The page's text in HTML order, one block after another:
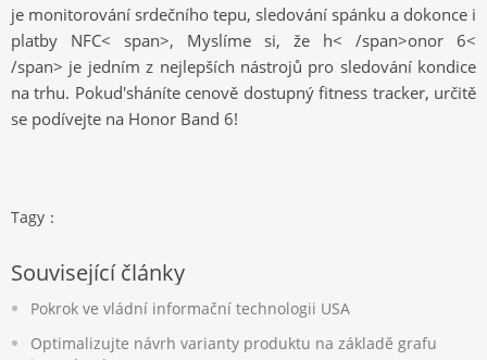
je monitorování srdečního tepu, sledování spánku a dokonce i
platby NFC< span>, Myslíme si, že h< /span>onor
6<
/span> je jedním z nejlepších nástrojů pro sledování kondice
na trhu. Pokud'sháníte cenově dostupný fitness tracker, určitě
se podívejte na Honor Band 6!
Tagy：
Související články
Pokrok ve vládní informační technologii USA
Optimalizujte návrh varianty produktu na základě grafu